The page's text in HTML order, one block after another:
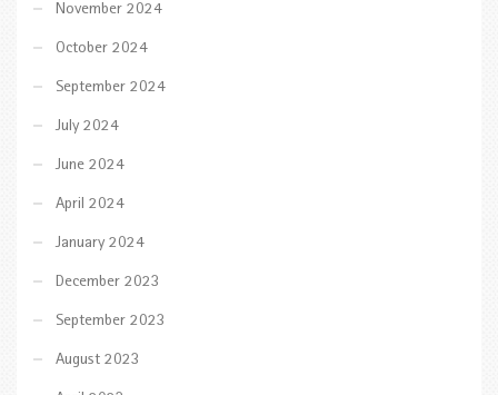
November 2024
October 2024
September 2024
July 2024
June 2024
April 2024
January 2024
December 2023
September 2023
August 2023